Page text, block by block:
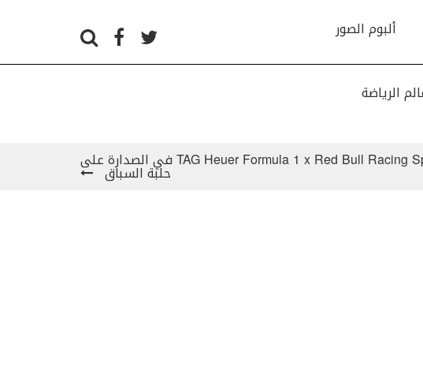
ألبوم الصور
TAG Heuer Formula 1 x Red Bull Racing Special Edition في الصدارة على
حلبة السباق